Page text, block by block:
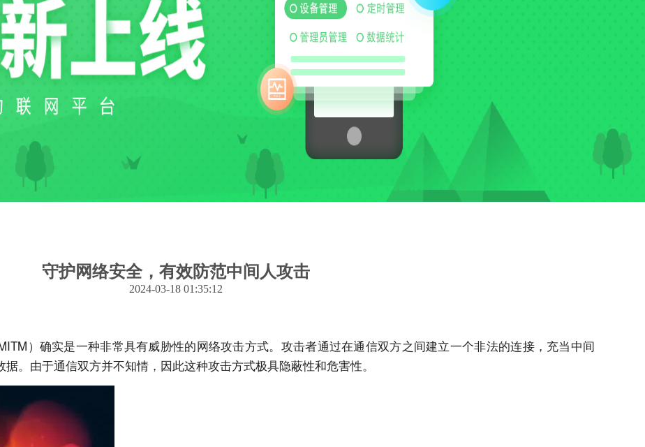
守护网络安全，有效防范中间人攻击
2024-03-18 01:35:12
）确实是一种非常具有威胁性的网络攻击方式。攻击者通过在通信双方之间建立一个非法的连接，充当中间
。由于通信双方并不知情，因此这种攻击方式极具隐蔽性和危害性。